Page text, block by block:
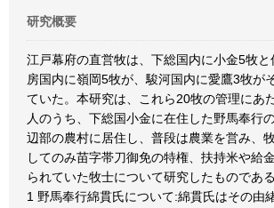
研究概要
江戸幕府の直営牧は、下総国内に小金5牧
房国内に嶺岡5牧が、駿河国内に愛鷹3牧が
ていた。本研究は、これら20牧の管理にあ
人のうち、下総国小金に在住した野馬奉行
辺部の農村に居住し、普段は農業を営み、
してのみ苗字帯刀御免の特権、扶持米や給
られていた牧士について研究したものである
1 野馬奉行綿貫氏について:綿貫氏はその由